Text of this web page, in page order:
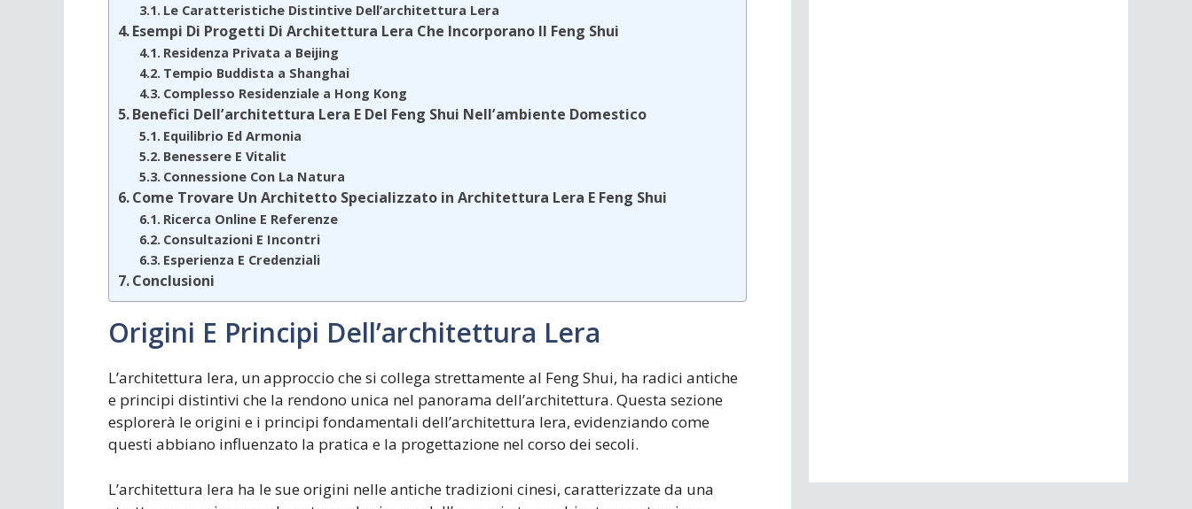
Le Caratteristiche Distintive Dell’architettura Lera
Esempi Di Progetti Di Architettura Lera Che Incorporano Il Feng Shui
Residenza Privata a Beijing
Tempio Buddista a Shanghai
Complesso Residenziale a Hong Kong
Benefici Dell’architettura Lera E Del Feng Shui Nell’ambiente Domestico
Equilibrio Ed Armonia
Benessere E Vitalit
Connessione Con La Natura
Come Trovare Un Architetto Specializzato in Architettura Lera E Feng Shui
Ricerca Online E Referenze
Consultazioni E Incontri
Esperienza E Credenziali
Conclusioni
Origini E Principi Dell’architettura Lera
L’architettura lera, un approccio che si collega strettamente al Feng Shui, ha radici antiche
e principi distintivi che la rendono unica nel panorama dell’architettura. Questa sezione
esplorerà le origini e i principi fondamentali dell’architettura lera, evidenziando come
questi abbiano influenzato la pratica e la progettazione nel corso dei secoli.
L’architettura lera ha le sue origini nelle antiche tradizioni cinesi, caratterizzate da una